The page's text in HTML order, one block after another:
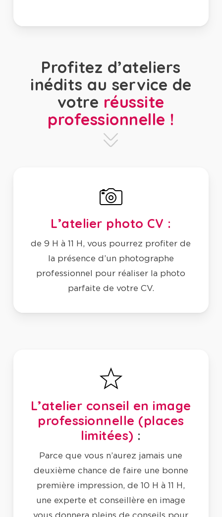
Profitez d’ateliers
inédits au service de
votre réussite
professionnelle !
L’atelier photo CV :
de 9 H à 11 H, vous pourrez profiter de
la présence d’un photographe
professionnel pour réaliser la photo
parfaite de votre CV.
L’atelier conseil en image
professionnelle (places
limitées) :
Parce que vous n’aurez jamais une
deuxième chance de faire une bonne
première impression, de 10 H à 11 H,
une experte et conseillère en image
vous donnera pleins de conseils pour